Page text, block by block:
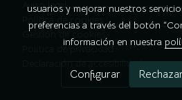
Aviso legal
Política de cookies
Gestión de cookies
Política de privacidad
Declaración de accesibilidad
usuarios y mejorar nuestros
preferencias a través del botón
información en nuestra
Configurar